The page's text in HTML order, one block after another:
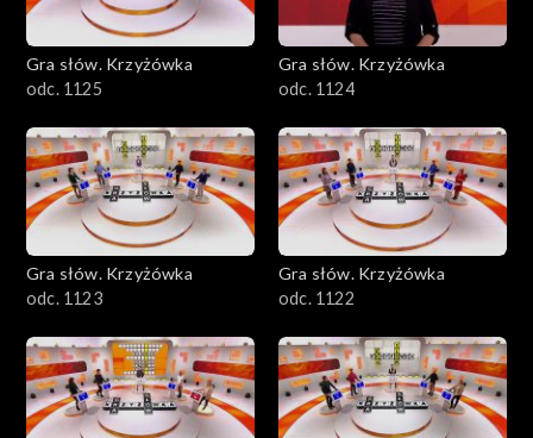
Gra słów. Krzyżówka
odc. 1125
Gra słów. Krzyżówka
odc. 1124
Gra słów. Krzyżówka
odc. 1123
Gra słów. Krzyżówka
odc. 1122